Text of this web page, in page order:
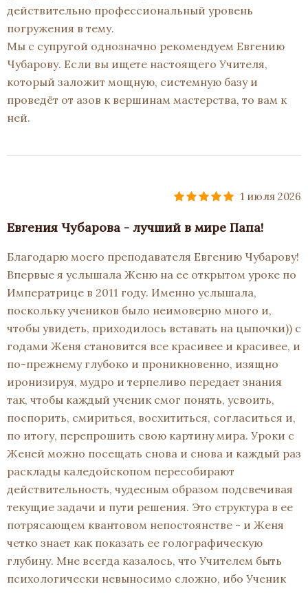
действительно профессиональный уровень
погружения в тему.
Мы с супругой однозначно рекомендуем Евгению
Чубарову. Если вы ищете настоящего Учителя,
который заложит мощную, системную базу и
проведёт от азов к вершинам мастерства, то вам к
ней.
1 июля 2026
Евгения Чубарова - лучший в мире Папа!
Благодарю моего преподавателя Евгению Чубарову!
Впервые я услышала Женю на ее открытом уроке по
Императрице в 2011 году. Именно услышала,
поскольку учеников было неимоверно много и,
чтобы увидеть, приходилось вставать на цыпочки)) с
годами Женя становится все красивее и красивее, и
по-прежнему глубоко и проникновенно, изящно
иронизируя, мудро и терпеливо передает знания
так, чтобы каждый ученик смог понять, усвоить,
поспорить, смириться, восхититься, согласиться и,
по итогу, перепрошить свою картину мира. Уроки с
Женей можно посещать снова и снова и каждый раз
расклады каледойскопом пересобирают
действительность, чудесным образом подсвечивая
текущие задачи и пути решения. Это структура в ее
потрясающем квантовом непостоянстве - и Женя
четко знает как показать ее голографическую
глубину. Мне всегда казалось, что Учителем быть
психологически невыносимо сложно, ибо Ученик